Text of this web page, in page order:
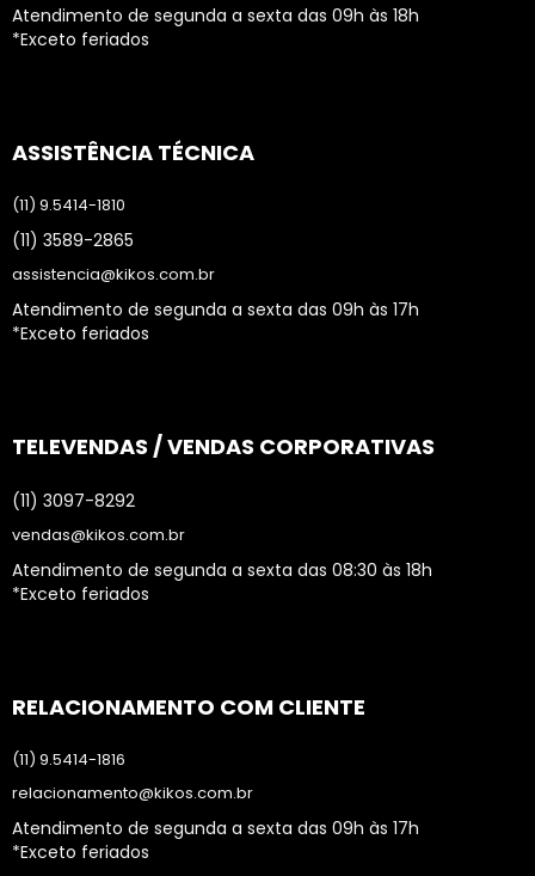
Atendimento de segunda a sexta das 09h às 18h
*Exceto feriados
ASSISTÊNCIA TÉCNICA
(11) 9.5414-1810
(11) 3589-2865
assistencia@kikos.com.br
Atendimento de segunda a sexta das 09h às 17h
*Exceto feriados
TELEVENDAS / VENDAS CORPORATIVAS
(11) 3097-8292
vendas@kikos.com.br
Atendimento de segunda a sexta das 08:30 às 18h
*Exceto feriados
RELACIONAMENTO COM CLIENTE
(11) 9.5414-1816
relacionamento@kikos.com.br
Atendimento de segunda a sexta das 09h às 17h
*Exceto feriados